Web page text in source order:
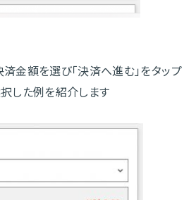
金額を選び「決済へ進む」をタップ
した例を紹介します